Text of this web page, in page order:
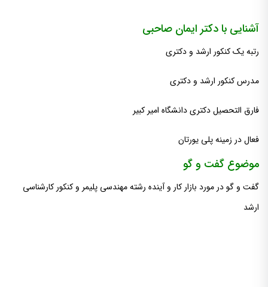
آشنایی با دکتر ایمان صاحبی
رتبه یک کنکور ارشد و دکتری
مدرس کنکور ارشد و دکتری
فارق التحصیل دکتری دانشگاه امیر کبیر
فعال در زمینه پلی یورتان
موضوع گفت و گو
گفت و گو در مورد بازار کار و آینده رشته مهندسی پلیمر و کنکور کارشناسی
ارشد